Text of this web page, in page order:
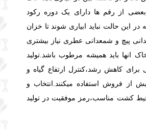
از رقم ها دارای یک دوره رکود
این حالت نباید ابیاری شوند تا خزان
پیچ و شمعدانی عطری نیاز بیشتری
انها باید همیشه مرطوب باشد.تولید
برای کاهش رشد،کنترل ارتفاع گیاه و
از فروش استفاده میکنند.انتخاب و
کشت مناسب،رمز موفقیت در تولید